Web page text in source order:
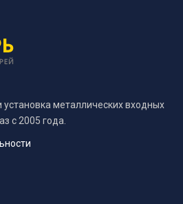
металлических входных
с 2005 года.